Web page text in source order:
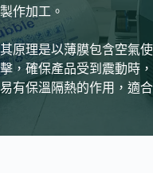
製作加工。
其原理是以薄膜包含空氣
擊，確保產品受到震動時
易有保溫隔熱的作用，適